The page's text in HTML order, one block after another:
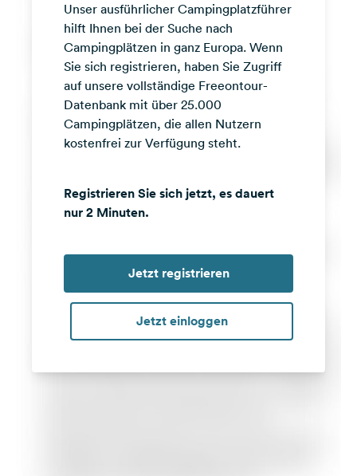
Facebook
Instagram
Unser ausführlicher Campingplatzführer
hilft Ihnen bei der Suche nach
Campingplätzen in ganz Europa. Wenn
Sie sich registrieren, haben Sie Zugriff
auf unsere vollständige Freeontour-
Datenbank mit über 25.000
Campingplätzen, die allen Nutzern
kostenfrei zur Verfügung steht.
Registrieren Sie sich jetzt, es dauert
nur 2 Minuten.
Jetzt registrieren
Jetzt einloggen